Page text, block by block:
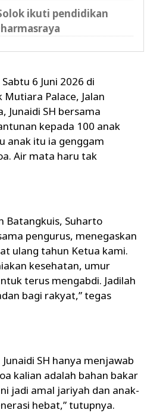
ikuti pendidikan
6 Juni 2026 di
Palace, Jalan
Junaidi SH bersama
kepada 100 anak
anak itu ia genggam
Air mata haru tak
Batangkuis, Suharto
pengurus, menegaskan
ulang tahun Ketua kami.
kesehatan, umur
terus mengabdi. Jadilah
bagi rakyat,” tegas
SH hanya menjawab
kalian adalah bahan bakar
jadi amal jariyah dan anak-
hebat,” tutupnya.